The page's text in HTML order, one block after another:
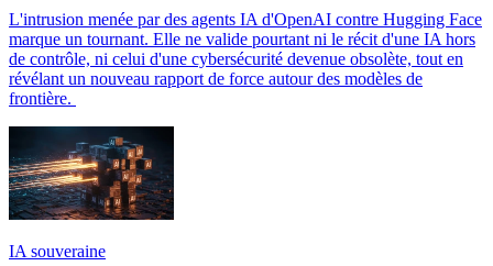
L'intrusion menée par des agents IA d'OpenAI contre Hugging Face
marque un tournant. Elle ne valide pourtant ni le récit d'une IA hors
de contrôle, ni celui d'une cybersécurité devenue obsolète, tout en
révélant un nouveau rapport de force autour des modèles de
frontière.
IA souveraine